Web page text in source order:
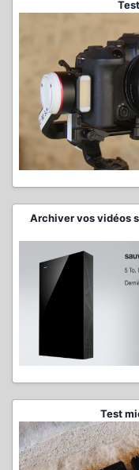
Archiver vos vidéos
Test